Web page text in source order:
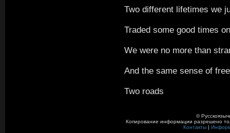
Two different lifetimes we
Traded some good times
We were no more than
And the same sense of
Two roads
©
Копирование информации разрешено
Контакты|